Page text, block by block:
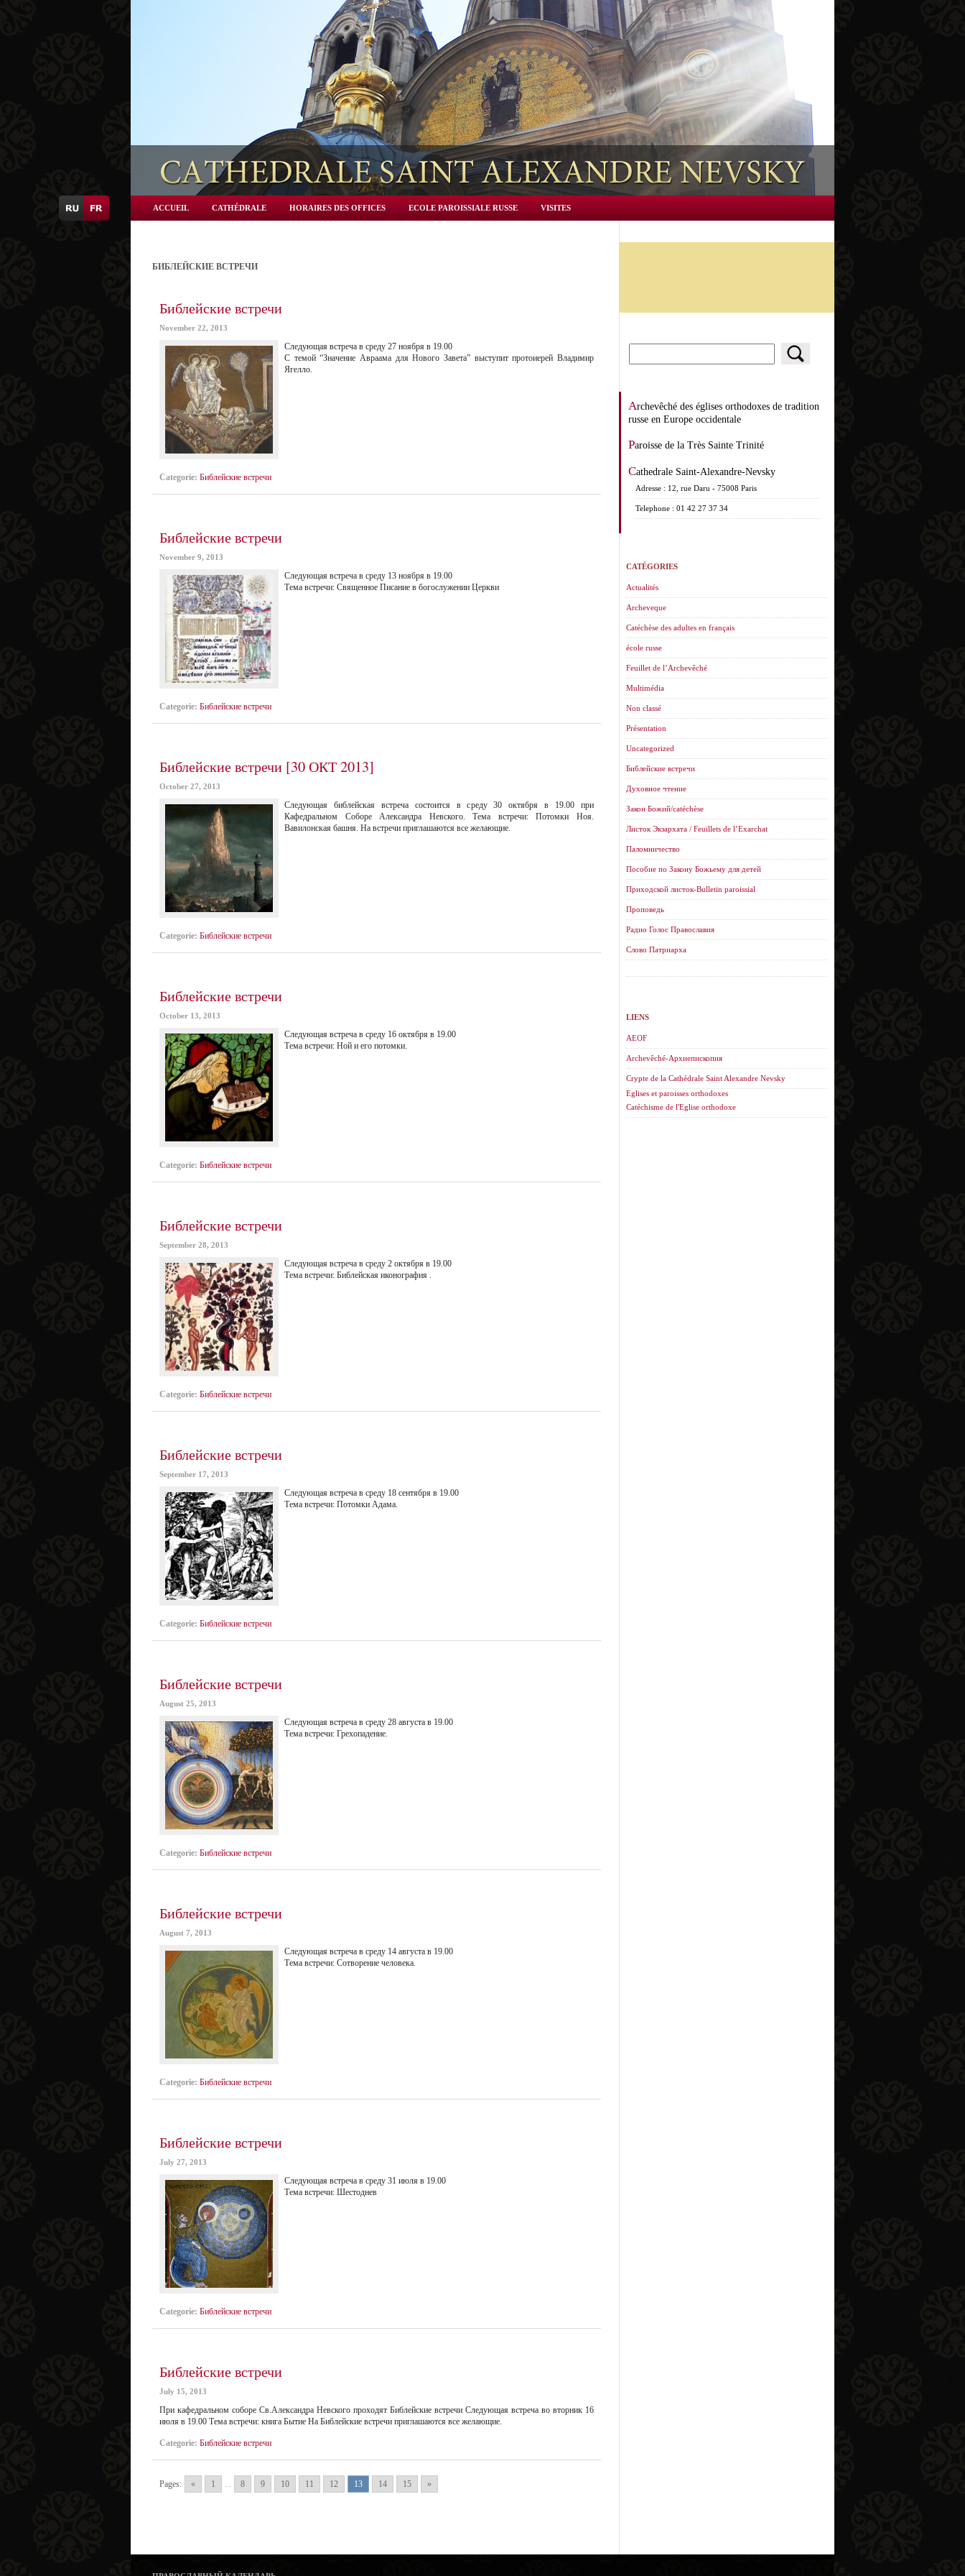
ACCUEIL CATHÉDRALE HORAIRES DES OFFICES ECOLE PAROISSIALE RUSSE VISITES
БИБЛЕЙСКИЕ ВСТРЕЧИ
Библейские встречи
November 22, 2013
Следующая встреча в среду 27 ноября в 19.00
С темой “Значение Авраама для Нового Завета” выступит протоиерей Владимир
Ягелло.
Categorie: Библейские встречи
Библейские встречи
November 9, 2013
Следующая встреча в среду 13 ноября в 19.00
Тема вcтречи: Священное Писание в богослужении Церкви
Categorie: Библейские встречи
Библейские встречи [30 ОКТ 2013]
October 27, 2013
Следующая библейская встреча состоится в среду 30 октября в 19.00 при
Кафедральном Соборе Александра Невского. Тема вcтречи: Потомки Ноя.
Вавилонская башня. На встречи приглашаются все желающие.
Categorie: Библейские встречи
Библейские встречи
October 13, 2013
Следующая встреча в среду 16 октября в 19.00
Тема вcтречи: Ной и его потомки.
Categorie: Библейские встречи
Библейские встречи
September 28, 2013
Следующая встреча в среду 2 октября в 19.00
Тема вcтречи: Библейская иконография .
Categorie: Библейские встречи
Библейские встречи
September 17, 2013
Следующая встреча в среду 18 сентября в 19.00
Тема вcтречи: Потомки Адама.
Categorie: Библейские встречи
Библейские встречи
August 25, 2013
Следующая встреча в среду 28 августа в 19.00
Тема вcтречи: Грехопадение.
Categorie: Библейские встречи
Библейские встречи
August 7, 2013
Следующая встреча в среду 14 августа в 19.00
Тема вcтречи: Сотворение человека.
Categorie: Библейские встречи
Библейские встречи
July 27, 2013
Следующая встреча в среду 31 июля в 19.00
Тема вcтречи: Шестоднев
Categorie: Библейские встречи
Библейские встречи
July 15, 2013
При кафедральном соборе Св.Александра Невского проходят Библейские встречи Следующая встреча во вторник 16
июля в 19.00 Тема вcтречи: книга Бытие На Библейские встречи приглашаются все желающие.
Categorie: Библейские встречи
Pages: « 1 ... 8 9 10 11 12 13 14 15 »
Archevêché des églises orthodoxes de tradition
russe en Europe occidentale
Paroisse de la Très Sainte Trinité
Cathedrale Saint-Alexandre-Nevsky
Adresse : 12, rue Daru - 75008 Paris
Telephone : 01 42 27 37 34
CATÉGORIES
Actualités
Archeveque
Catéchèse des adultes en français
école russe
Feuillet de l’Archevêché
Multimédia
Non classé
Présentation
Uncategorized
Библейские встречи
Духовное чтение
Закон Божий/catéchèse
Листок Экзархата / Feuillets de l’Еxarchat
Паломничество
Пособие по Закону Божьему для детей
Приходской листок-Bulletin paroissial
Проповедь
Радио Голос Православия
Слово Патриарха
LIENS
AEOF
Archevêché-Архиепископия
Crypte de la Cathédrale Saint Alexandre Nevsky
Eglises et paroisses orthodoxes
Catéchisme de l'Eglise orthodoxe